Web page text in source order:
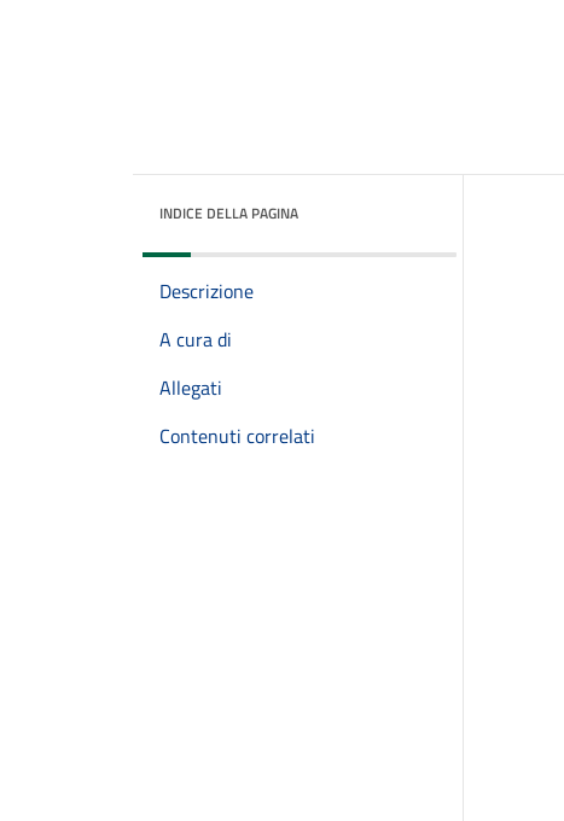
INDICE DELLA PAGINA
Descrizione
A cura di
Allegati
Contenuti correlati